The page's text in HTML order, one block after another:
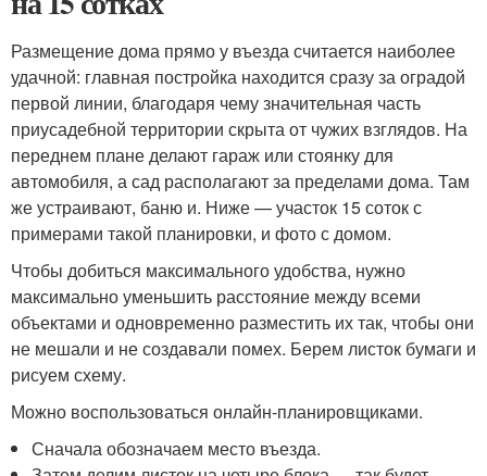
Размещение дома прямо у въезда считается наиболее
удачной: главная постройка находится сразу за оградой
первой линии, благодаря чему значительная часть
приусадебной территории скрыта от чужих взглядов. На
переднем плане делают гараж или стоянку для
автомобиля, а сад располагают за пределами дома. Там
же устраивают, баню и. Ниже — участок 15 соток с
примерами такой планировки, и фото с домом.
Чтобы добиться максимального удобства, нужно
максимально уменьшить расстояние между всеми
объектами и одновременно разместить их так, чтобы они
не мешали и не создавали помех. Берем листок бумаги и
рисуем схему.
Можно воспользоваться онлайн-планировщиками.
Сначала обозначаем место въезда.